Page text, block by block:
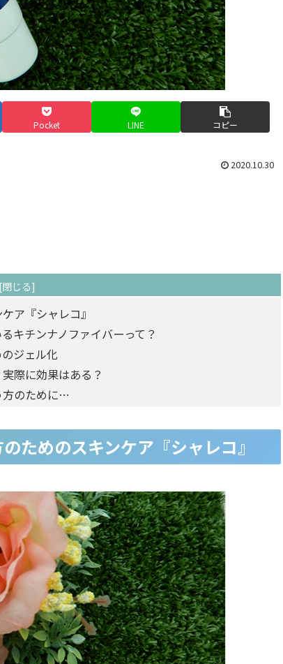
Pocket LINE コピー
2020.10.30
ア『シャレコ』
キチンナノファイバーって？
ジェル化
際に効果はある？
方のために…
ためのスキンケア『シャレコ』